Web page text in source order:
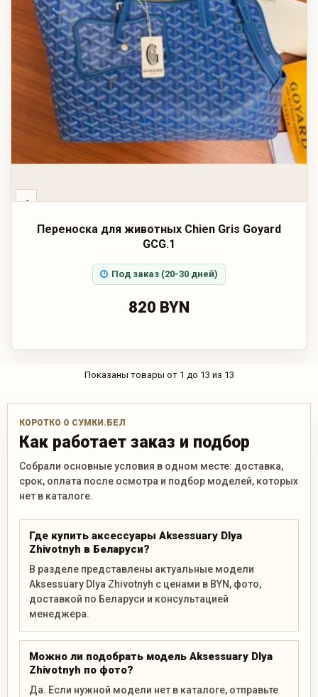
‹
Переноска для животных Chien Gris Goyard
GCG.1
Под заказ (20-30 дней)
820 BYN
Показаны товары от 1 до 13 из 13
КОРОТКО О СУМКИ.БЕЛ
Как работает заказ и подбор
Собрали основные условия в одном месте: доставка,
срок, оплата после осмотра и подбор моделей, которых
нет в каталоге.
Где купить аксессуары Aksessuary Dlya
Zhivotnyh в Беларуси?
В разделе представлены актуальные модели
Aksessuary Dlya Zhivotnyh с ценами в BYN, фото,
доставкой по Беларуси и консультацией
менеджера.
Можно ли подобрать модель Aksessuary Dlya
Zhivotnyh по фото?
Да. Если нужной модели нет в каталоге, отправьте